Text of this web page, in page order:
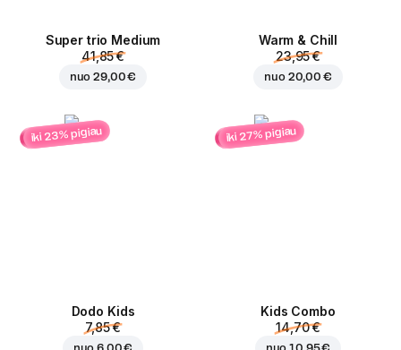
Super trio Medium
41,85 €
nuo29,00 €
Warm & Chill
23,95 €
nuo 20,00 €
iki 23% pigiau
Dodo Kids
7,85 €
iki 27% pigiau
Kids Combo
14,70 €